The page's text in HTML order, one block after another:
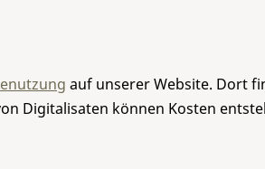
auf unserer Website. Dort
Digitalisaten können Kosten